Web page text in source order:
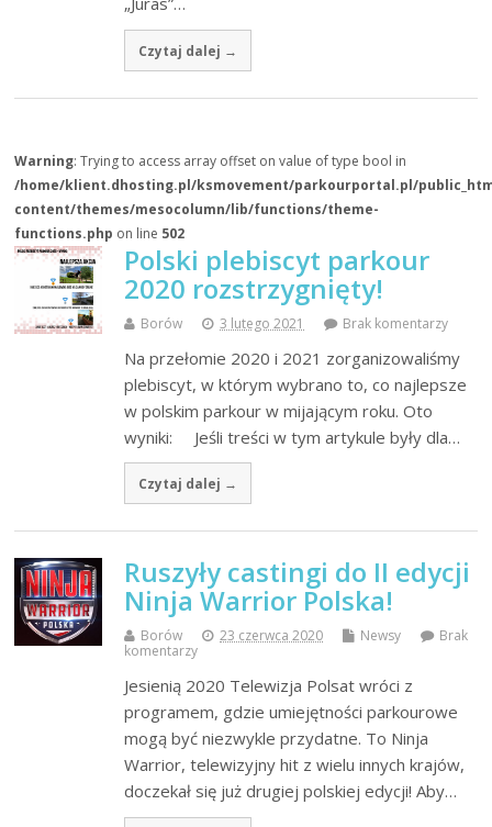
Czytaj dalej →
Warning: Trying to access array offset on value of type bool in
/home/klient.dhosting.pl/ksmovement/parkourportal.pl/
content/themes/mesocolumn/lib/functions/theme-
functions.php on line 502
Polski plebiscyt parkour
2020 rozstrzygnięty!
Borów 3 lutego 2021 Brak komentarzy
Na przełomie 2020 i 2021 zorganizowaliśmy
plebiscyt, w którym wybrano to, co najlepsze
w polskim parkour w mijającym roku. Oto
wyniki: Jeśli treści w tym artykule były dla…
Czytaj dalej →
Ruszyły castingi do II edycji
Ninja Warrior Polska!
Borów 23 czerwca 2020 Newsy
Brak
komentarzy
Jesienią 2020 Telewizja Polsat wróci z
programem, gdzie umiejętności parkourowe
mogą być niezwykle przydatne. To Ninja
Warrior, telewizyjny hit z wielu innych krajów,
doczekał się już drugiej polskiej edycji! Aby…